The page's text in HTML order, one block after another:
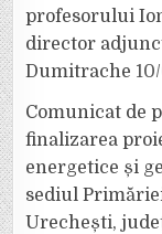
profesorului
director
Dumitrache
Comunicat de
finalizarea
energetice și
sediul
Urechești,